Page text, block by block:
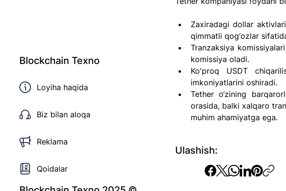
Zaxiradagi dollar
qimmatli qog‘ozlar
Tranzaksiya
komissiya oladi.
Ko'proq USDT
imkoniyatlarini oshiradi.
Tether o‘zining
orasida, balki xalqaro
muhim ahamiyatga ega.
Ulashish:
Blockchain Texno
Loyiha haqida
Biz bilan aloqa
Reklama
Qoidalar